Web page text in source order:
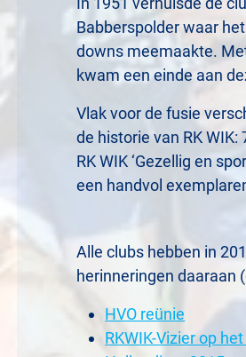
Babberspolder waar
downs meemaakte.
kwam een einde aan
Vlak voor de fusie
de historie van RK
RK WIK ‘Gezellig en
een handvol
Alle clubs hebben in
herinneringen daaraan
HVO reünie
RKWIK-Vizier op